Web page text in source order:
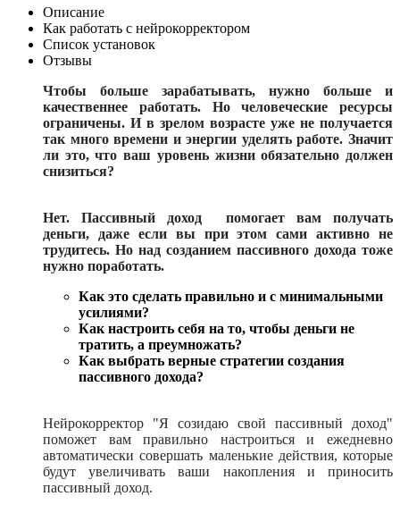
Описание
Как работать с нейрокорректором
Список установок
Отзывы
Чтобы больше зарабатывать, нужно больше и
качественнее работать. Но человеческие ресурсы
ограничены. И в зрелом возрасте уже не получается
так много времени и энергии уделять работе. Значит
ли это, что ваш уровень жизни обязательно должен
снизиться?
Нет. Пассивный доход помогает вам получать
деньги, даже если вы при этом сами активно не
трудитесь. Но над созданием пассивного дохода тоже
нужно поработать.
Как это сделать правильно и с минимальными
усилиями?
Как настроить себя на то, чтобы деньги не
тратить, а преумножать?
Как выбрать верные стратегии создания
пассивного дохода?
Нейрокорректор "Я созидаю свой пассивный доход"
поможет вам правильно настроиться и ежедневно
автоматически совершать маленькие действия, которые
будут увеличивать ваши накопления и приносить
пассивный доход.